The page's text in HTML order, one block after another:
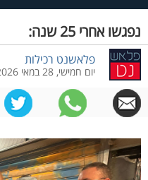
נפגשו אחרי 25 שנה:
פלאשנט רכילות
יום חמישי, 28 במאי 2026, 12:40